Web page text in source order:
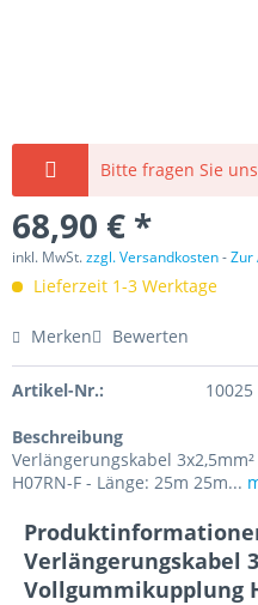
Bitte fragen Sie
68,90 € *
inkl. MwSt.zzgl. Versandkosten-Zur
Lieferzeit 1-3 Werktage
Merken Bewerten
Artikel-Nr.: 10025
Beschreibung
Verlängerungskabel
H07RN-F - Länge: 25m 25m...
Verlängerungskabel
Vollgummikupplung